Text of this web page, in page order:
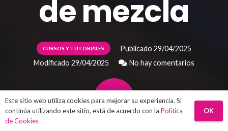
de mezcla
CURSOS Y TUTORIALES Publicado29/04/2025
Modificado 29/04/2025 No hay comentarios
Este sitio web utiliza cookies para mejorar su experiencia. Si
continúa utilizando este sitio, está de acuerdo con la Política
de Cookies
OK